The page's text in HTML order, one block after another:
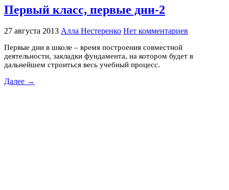
Первый класс, первые дни-2
27 августа 2013 Алла Нестеренко Нет комментариев
Первые дни в школе – время построения совместной
деятельности, закладки фундамента, на котором будет в
дальнейшем строиться весь учебный процесс.
Далее →